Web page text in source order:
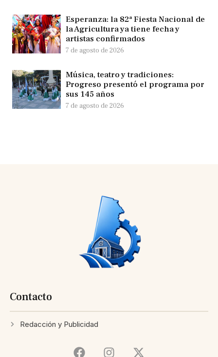
Esperanza: la 82ª Fiesta Nacional de
la Agricultura ya tiene fecha y
artistas confirmados
7 de agosto de 2026
Música, teatro y tradiciones:
Progreso presentó el programa por
sus 145 años
7 de agosto de 2026
Contacto
Redacción y Publicidad